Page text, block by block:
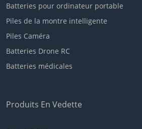
Batteries pour ordinateur portable
Piles de la montre intelligente
Piles Caméra
Batteries Drone RC
Batteries médicales
Produits En Vedette